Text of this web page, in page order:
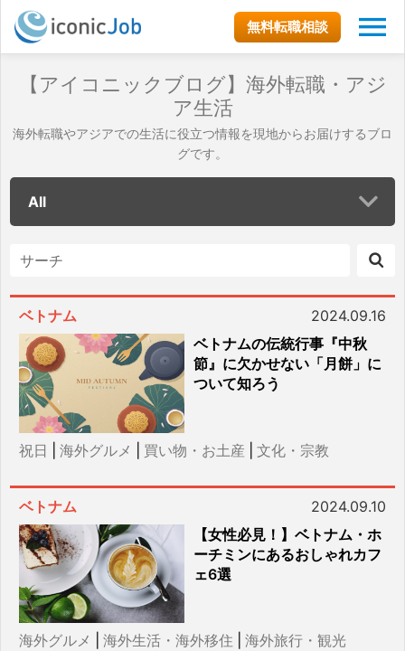
無料転職相談
【アイコニックブログ】海外転職・アジ
ア生活
海外転職やアジアでの生活に役立つ情報を現地からお届けするブロ
グです。
All
ベトナム
2024.09.16
ベトナムの伝統行事『中秋
節』に欠かせない「月餅」に
ついて知ろう
祝日 海外グルメ 買い物・お土産 文化・宗教
ベトナム
2024.09.10
【女性必見！】ベトナム・ホ
ーチミンにあるおしゃれカフ
ェ6選
海外グルメ 海外生活・海外移住 海外旅行・観光